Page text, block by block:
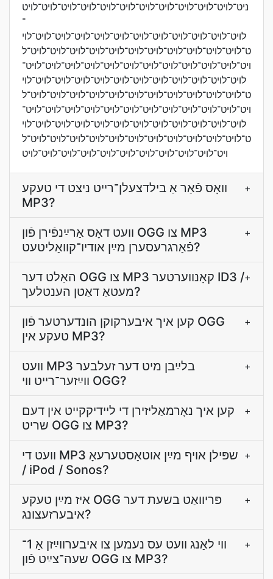
ניט־לױט־לױט־לױט־לױט־לױט־לױט־לױט־לױט־לױט־לױט־לױט
־
לױט־לױט־לױט־לױט־לױט־לױט־לױט־לױט־לױט־לױט־לױט־לױ
ט־לױט־לױט־לױט־לױט־לױט־לױט־לױט־לױט־לױט־לױט־לױט־ל
ױט־לױט־לױט־לױט־לױט־לױט־לױט־לױט־לױט־לױט־לױט־לױט־
לױט־לױט־לױט־לױט־לױט־לױט־לױט־לױט־לױט־לױט־לױט־לױ
ט־לױט־לױט־לױט־לױט־לױט־לױט־לױט־לױט־לױט־לױט־לױט־ל
ױט־לױט־לױט־לױט־לױט־לױט־לױט־לױט־לױט־לױט־לױט־לױט־
לױט־לױט־לױט־לױט־לױט־לױט־לױט־לױט־לױט־לױט־לױט־לױ
ט־לױט־לױט־לױט־לױט־לױט־לױט־לױט־לױט־לױט־לױט־לױט־ל
ױט־לױט־לױט־לױט־לױט־לױט־לױט־לױט־לױט־לױט־לױט
וואָס פֿאַר אַ בילדצעלן־רײט ניצט די טעקע
MP3?
+
װעט דאָס אַרײַנפֿירן פֿון OGG צו MP3
פֿאַרגרעסערן מײַן אודיו־קװאַליטעט?
+
האַלט דער OGG צו MP3 קאָנווערטער ID3 /
מעטאַ דאַטן הענטלעך?
+
קען איך איבערקוקן הונדערטער פֿון OGG
טעקע אין MP3?
+
װעט MP3 בלײַבן מיט דער זעלבער
װײַזער־רײט װי OGG?
+
קען איך נאָרמאַליזירן די לײדיקקייט אין דעם
שריט OGG צו MP3?
+
װעט די MP3 שפּילן אױף מײַן אוטאָסטערעאָ
/ iPod / Sonos?
+
איז מײַן טעקע OGG פּריוואַט בשעת דער
איבערזעצונג?
+
ווי לאַנג װעט עס נעמען צו איבערװײַזן אַ 1־
שעה־צײַט פֿון OGG צו MP3?
+